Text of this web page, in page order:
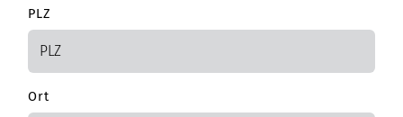
PLZ
Ort